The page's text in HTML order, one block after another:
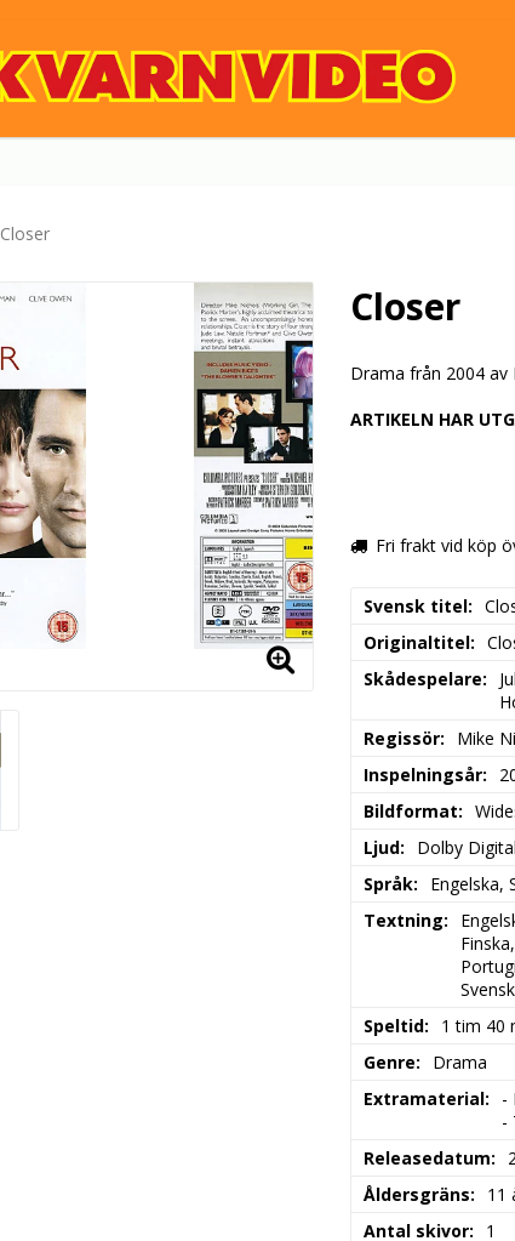
Closer
Closer
Drama från 2004 av
ARTIKELN HAR
Fri frakt vid köp
Svensk titel
Originaltitel
Skådespelare
Regissör
Mike
Inspelningsår
Bildformat
Ljud
Dolby
Språk
Engelska,
Textning
Speltid
1 tim 40
Genre
Drama
Extramaterial
-
-
Releasedatum
Åldersgräns
11
Antal skivor
1